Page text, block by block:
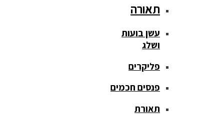
תאורה
עשן בועות
ושלג
פליקרים
פנסים חכמים
תאורת